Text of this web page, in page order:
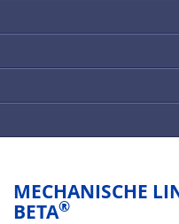
MECHANISCHE
BETA®